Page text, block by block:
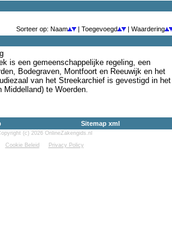
Sorteer op: Naam | Toegevoegd
| Waardering
is een gemeenschappelijke regeling, een
Bodegraven, Montfoort en Reeuwijk en het
van het Streekarchief is gevestigd in het
te Woerden.
Sitemap xml
(c) 2026 OnlineZakengids.nl
Cookie Beleid
Privacy Policy